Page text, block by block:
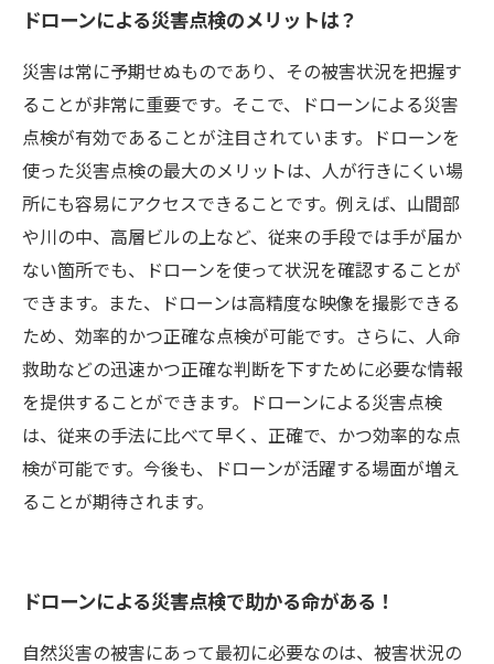
ドローンによる災害点検のメリットは？
災害は常に予期せぬものであり、その被害状況を把握す
ることが非常に重要です。そこで、ドローンによる災害
点検が有効であることが注目されています。ドローンを
使った災害点検の最大のメリットは、人が行きにくい場
所にも容易にアクセスできることです。例えば、山間部
や川の中、高層ビルの上など、従来の手段では手が届か
ない箇所でも、ドローンを使って状況を確認することが
できます。また、ドローンは高精度な映像を撮影できる
ため、効率的かつ正確な点検が可能です。さらに、人命
救助などの迅速かつ正確な判断を下すために必要な情報
を提供することができます。ドローンによる災害点検
は、従来の手法に比べて早く、正確で、かつ効率的な点
検が可能です。今後も、ドローンが活躍する場面が増え
ることが期待されます。
ドローンによる災害点検で助かる命がある！
自然災害の被害にあって最初に必要なのは、被害状況の